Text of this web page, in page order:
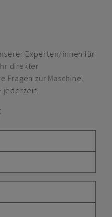
Experten/innen für
direkter
Fragen zur Maschine.
jederzeit.